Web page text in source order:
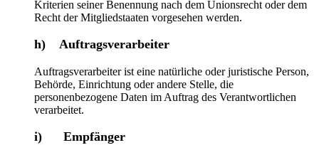
Kriterien seiner Benennung nach dem Unionsrecht oder dem
Recht der Mitgliedstaaten vorgesehen werden.
h) Auftragsverarbeiter
Auftragsverarbeiter ist eine natürliche oder juristische Person,
Behörde, Einrichtung oder andere Stelle, die
personenbezogene Daten im Auftrag des Verantwortlichen
verarbeitet.
i) Empfänger